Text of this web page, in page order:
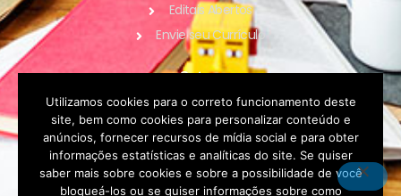
Editais Abertos
Envie seu Currículo
Outros
Blog
Contato
Política de Privacidade
Utilizamos cookies para o correto funcionamento deste
site, bem como cookies para personalizar conteúdo e
anúncios, fornecer recursos de mídia social e para obter
informações estatísticas e analíticas do site. Se quiser
saber mais sobre cookies e sobre a possibilidade de você
bloqueá-los ou se quiser informações sobre como